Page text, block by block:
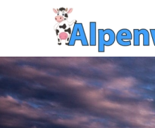
Zum Hauptinhalt springen